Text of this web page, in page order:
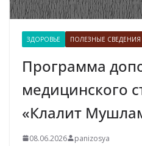
ЗДОРОВЬЕ ПОЛЕЗНЫЕ СВЕДЕНИЯ
Программа
медицинского
«Клалит
08.06.2026 panizosya